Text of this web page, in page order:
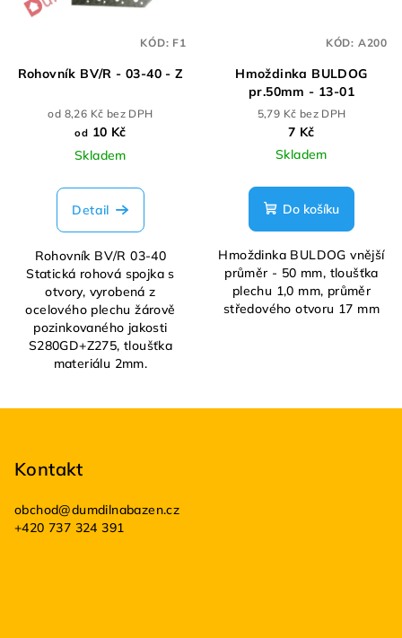
Rohovník BV/R - 03-40 - Z
od 8,26 Kč bez DPH
od 10 Kč
Skladem
Detail
Rohovník BV/R 03-40
Statická rohová spojka s
otvory, vyrobená z
ocelového plechu žárově
pozinkovaného jakosti
S280GD+Z275, tloušťka
materiálu 2mm.
KÓD: F1
Hmoždinka BULDOG
pr.50mm - 13-01
5,79 Kč bez DPH
7 Kč
Skladem
Do košíku
Hmoždinka BULDOG vnější
průměr - 50 mm, tloušťka
plechu 1,0 mm, průměr
středového otvoru 17 mm
KÓD: A200
Kontakt
obchod@dumdilnabazen.cz
+420 737 324 391